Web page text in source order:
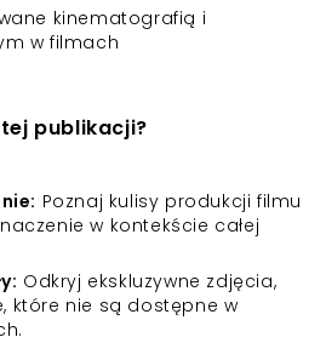
kinematografią i
w filmach
publikacji?
Poznaj kulisy produkcji filmu
w kontekście całej
Odkryj ekskluzywne zdjęcia,
które nie są dostępne w